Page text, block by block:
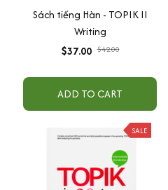
Sách tiếng Hàn - TOPIK II
Writing
$37.00 $42.00
ADD TO CART
SALE